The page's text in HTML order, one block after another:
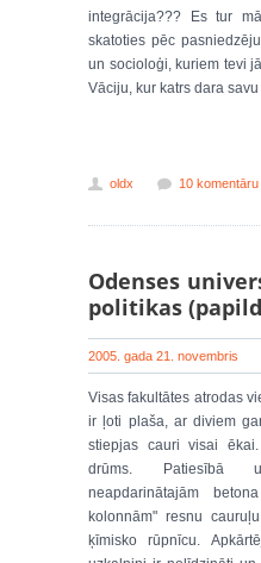
integrācija??? Es tur
skatoties pēc
un socioloģi, kuriem tevi
Vāciju, kur katrs dara savu
oldx 10 komentāru
Odenses
politikas
2005. gada 21. novembris
Visas fakultātes atrodas
ir ļoti plaša, ar diviem
stiepjas cauri visai
drūms. Patiesībā
neapdarinātajām
kolonnām" resnu
ķīmisko rūpnīcu.